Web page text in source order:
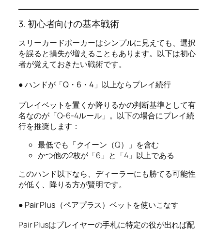
3. 初心者向けの基本戦術
スリーカードポーカーはシンプルに見えても、選択
を誤ると損失が増えることもあります。以下は初心
者が覚えておきたい戦術です。
● ハンドが「Q・6・4」以上ならプレイ続行
プレイベットを置くか降りるかの判断基準として有
名なのが「Q-6-4ルール」。以下の場合にプレイ続
行を推奨します：
最低でも「クイーン（Q）」を含む
かつ他の2枚が「6」と「4」以上である
このハンド以下なら、ディーラーにも勝てる可能性
が低く、降りる方が賢明です。
● Pair Plus（ペアプラス）ベットを使いこなす
Pair Plusはプレイヤーの手札に特定の役が出れば配